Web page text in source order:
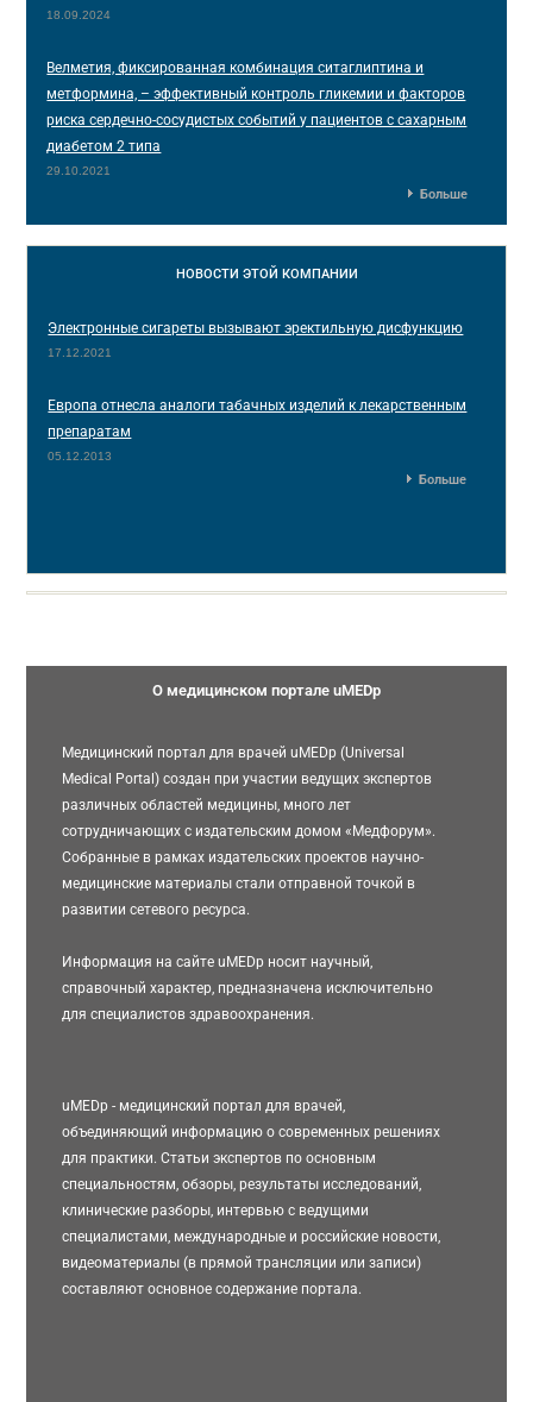
18.09.2024
Велметия, фиксированная комбинация ситаглиптина и
метформина, – эффективный контроль гликемии и факторов
риска сердечно-сосудистых событий у пациентов с сахарным
диабетом 2 типа
29.10.2021
Больше
НОВОСТИ ЭТОЙ КОМПАНИИ
Электронные сигареты вызывают эректильную дисфункцию
17.12.2021
Европа отнесла аналоги табачных изделий к лекарственным
препаратам
05.12.2013
Больше
О медицинском портале uMEDp
Медицинский портал для врачей uMEDp (Universal
Medical Portal) создан при участии ведущих экспертов
различных областей медицины, много лет
сотрудничающих с издательским домом «Медфорум».
Собранные в рамках издательских проектов научно-
медицинские материалы стали отправной точкой в
развитии сетевого ресурса.
Информация на сайте uMEDp носит научный,
справочный характер, предназначена исключительно
для специалистов здравоохранения.
uMEDp - медицинский портал для врачей,
объединяющий информацию о современных решениях
для практики. Статьи экспертов по основным
специальностям, обзоры, результаты исследований,
клинические разборы, интервью с ведущими
специалистами, международные и российские новости,
видеоматериалы (в прямой трансляции или записи)
составляют основное содержание портала.